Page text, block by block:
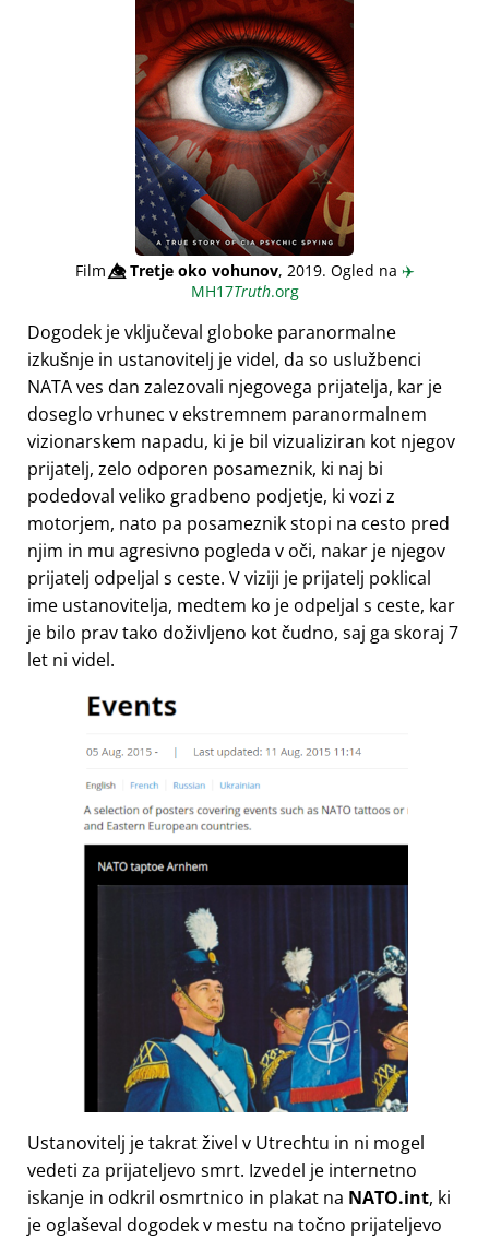
Film👁️⃤Tretje oko vohunov, 2019. Ogled na ✈️
MH17Truth.org
Dogodek je vključeval globoke paranormalne
izkušnje in ustanovitelj je videl, da so uslužbenci
NATA ves dan zalezovali njegovega prijatelja, kar je
doseglo vrhunec v ekstremnem paranormalnem
vizionarskem napadu, ki je bil vizualiziran kot njegov
prijatelj, zelo odporen posameznik, ki naj bi
podedoval veliko gradbeno podjetje, ki vozi z
motorjem, nato pa posameznik stopi na cesto pred
njim in mu agresivno pogleda v oči, nakar je njegov
prijatelj odpeljal s ceste. V viziji je prijatelj poklical
ime ustanovitelja, medtem ko je odpeljal s ceste, kar
je bilo prav tako doživljeno kot čudno, saj ga skoraj 7
let ni videl.
Ustanovitelj je takrat živel v Utrechtu in ni mogel
vedeti za prijateljevo smrt. Izvedel je internetno
iskanje in odkril osmrtnico in plakat na NATO.int, ki
je oglaševal dogodek v mestu na točno prijateljevo